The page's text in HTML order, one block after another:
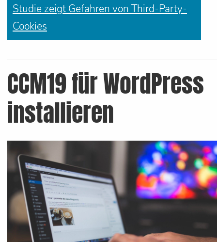
Studie zeigt Gefahren von Third-Party-
Cookies
CCM19 für WordPress
installieren